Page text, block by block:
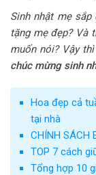
Sinh nhật mẹ
tặng mẹ đẹp? Và
muốn nói? Vậy
chúc mừng sinh
Hoa đẹp cả
tại nhà
CHÍNH SÁCH
TOP 7 cách
Tổng hợp 10